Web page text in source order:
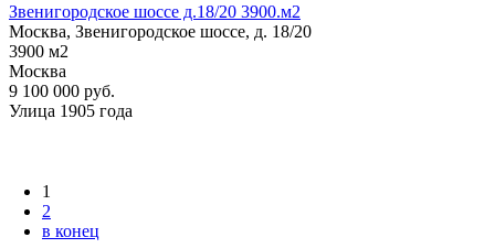
Звенигородское шоссе д.18/20 3900.м2
Москва, Звенигородское шоссе, д. 18/20
3900 м2
Москва
9 100 000 руб.
Улица 1905 года
1
2
в конец